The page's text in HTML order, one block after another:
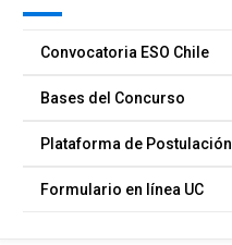
Convocatoria ESO Chile
Bases del Concurso
Plataforma de Postulación
Formulario en línea UC